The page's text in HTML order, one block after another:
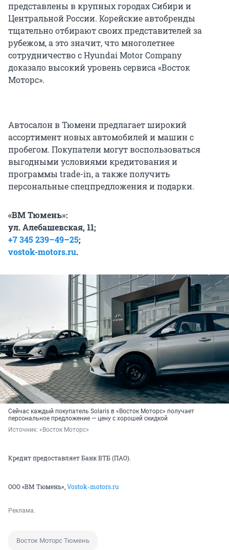
представлены в крупных городах Сибири и
Центральной России. Корейские автобренды
тщательно отбирают своих представителей за
рубежом, а это значит, что многолетнее
сотрудничество с Hyundai Motor Company
доказало высокий уровень сервиса «Восток
Моторс».
Автосалон в Тюмени предлагает широкий
ассортимент новых автомобилей и машин с
пробегом. Покупатели могут воспользоваться
выгодными условиями кредитования и
программы trade-in, а также получить
персональные спецпредложения и подарки.
«ВМ Тюмень»:
ул. Алебашевская, 11;
+7 345 239–49–25;
vostok-motors.ru.
Сейчас каждый покупатель Solaris в «Восток Моторс» получает
персональное предложение — цену с хорошей скидкой
Источник: «Восток Моторс»
Кредит предоставляет Банк ВТБ (ПАО).
ООО «ВМ Тюмень», Vostok-motors.ru
Реклама.
Восток Моторс Тюмень